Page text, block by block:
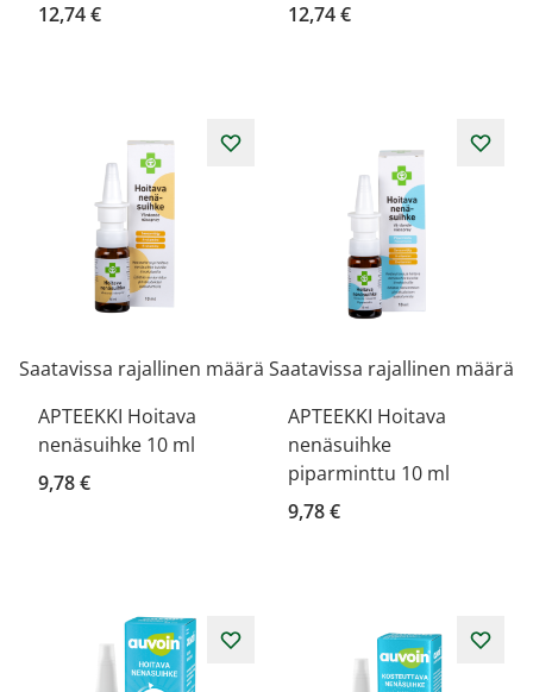
12,74 €
12,74 €
Saatavissa rajallinen määrä
APTEEKKI Hoitava
nenäsuihke 10 ml
9,78 €
Saatavissa rajallinen määrä
APTEEKKI Hoitava
nenäsuihke
piparminttu 10 ml
9,78 €